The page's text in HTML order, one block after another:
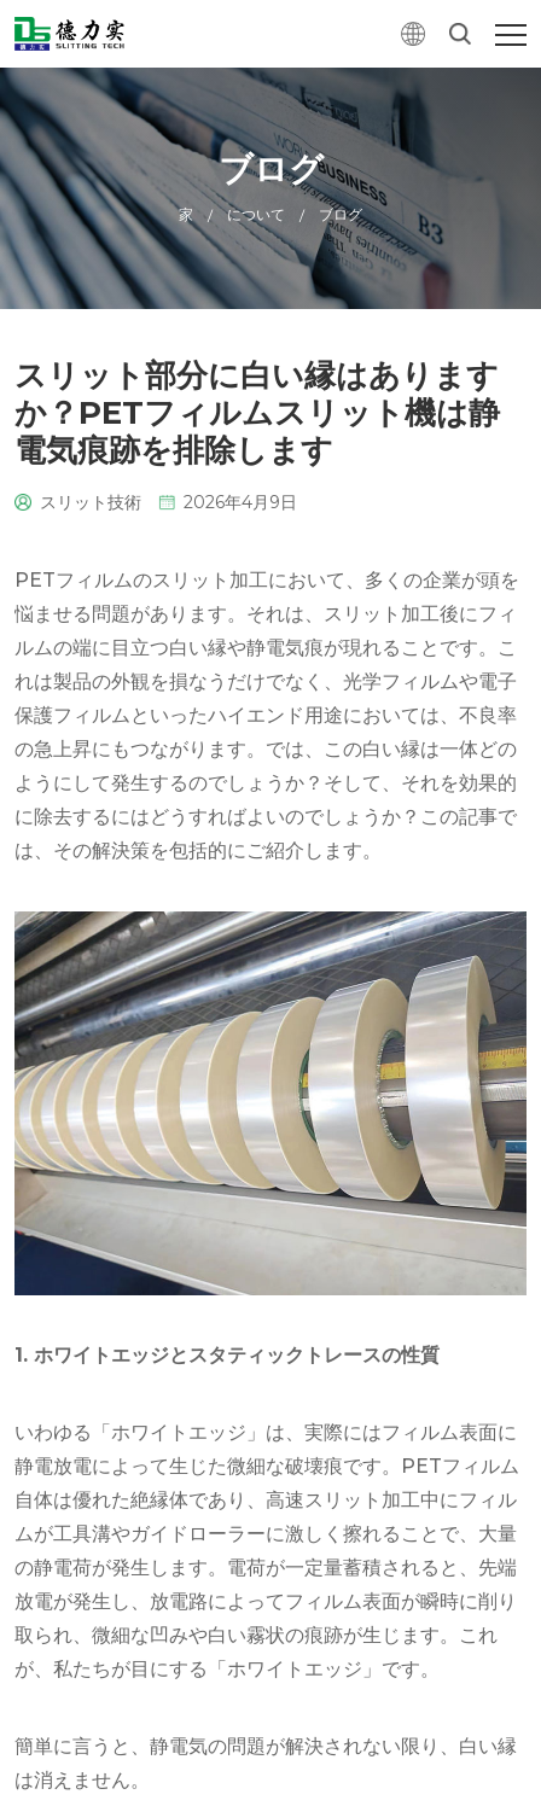
ブログ
家 / について / ブログ
スリット部分に白い縁はあります
か？PETフィルムスリット機は静
電気痕跡を排除します
スリット技術 2026年4月9日
PETフィルムのスリット加工において、多くの企業が頭を
悩ませる問題があります。それは、スリット加工後にフィ
ルムの端に目立つ白い縁や静電気痕が現れることです。こ
れは製品の外観を損なうだけでなく、光学フィルムや電子
保護フィルムといったハイエンド用途においては、不良率
の急上昇にもつながります。では、この白い縁は一体どの
ようにして発生するのでしょうか？そして、それを効果的
に除去するにはどうすればよいのでしょうか？この記事で
は、その解決策を包括的にご紹介します。
1. ホワイトエッジとスタティックトレースの性質
いわゆる「ホワイトエッジ」は、実際にはフィルム表面に
静電放電によって生じた微細な破壊痕です。PETフィルム
自体は優れた絶縁体であり、高速スリット加工中にフィル
ムが工具溝やガイドローラーに激しく擦れることで、大量
の静電荷が発生します。電荷が一定量蓄積されると、先端
放電が発生し、放電路によってフィルム表面が瞬時に削り
取られ、微細な凹みや白い霧状の痕跡が生じます。これ
が、私たちが目にする「ホワイトエッジ」です。
簡単に言うと、静電気の問題が解決されない限り、白い縁
は消えません。